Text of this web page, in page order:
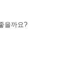
을까요?